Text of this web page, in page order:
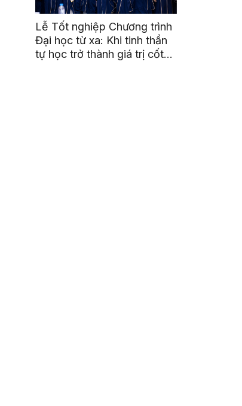
Lễ Tốt nghiệp Chương trình
Đại học từ xa: Khi tinh thần
tự học trở thành giá trị cốt